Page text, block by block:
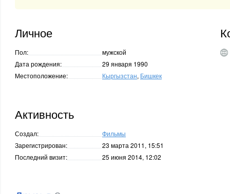
Личное
Пол:
мужской
Дата рождения:
29 января 1990
Местоположение:
Кыргызстан, Бишкек
Активность
Создал:
Фильмы
Зарегистрирован:
23 марта 2011, 15:51
Последний визит:
25 июня 2014, 12:02